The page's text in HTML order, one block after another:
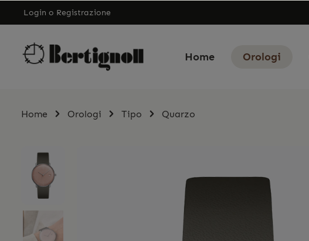
Login o Registrazione
Home Orologi
Home Orologi Tipo Quarzo